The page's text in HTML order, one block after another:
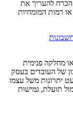
מחלקה פנימית
של העובדים בעסק
יתרונות משל עצמו
תועלת, גמישות